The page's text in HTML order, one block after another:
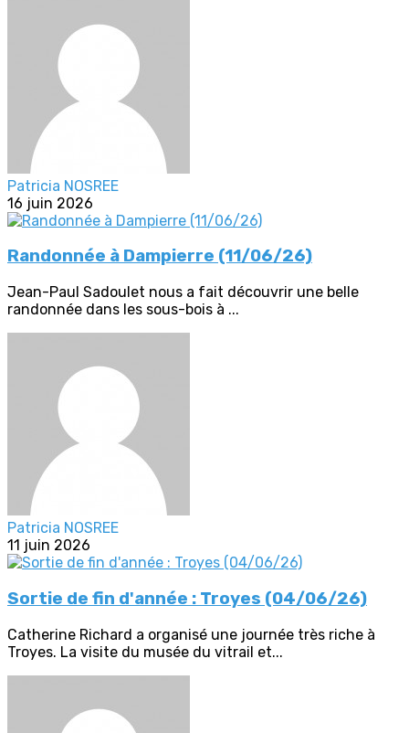
Patricia NOSREE
16 juin 2026
Randonnée à Dampierre (11/06/26)
Jean-Paul Sadoulet nous a fait découvrir une belle
randonnée dans les sous-bois à ...
Patricia NOSREE
11 juin 2026
Sortie de fin d'année : Troyes (04/06/26)
Catherine Richard a organisé une journée très riche à
Troyes. La visite du musée du vitrail et...